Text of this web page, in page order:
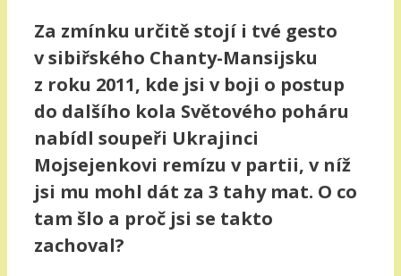
Za zmínku určitě stojí i tvé gesto
v sibiřského Chanty-Mansijsku
z roku 2011, kde jsi v boji o postup
do dalšího kola Světového poháru
nabídl soupeři Ukrajinci
Mojsejenkovi remízu v partii, v níž
jsi mu mohl dát za 3 tahy mat. O co
tam šlo a proč jsi se takto
zachoval?